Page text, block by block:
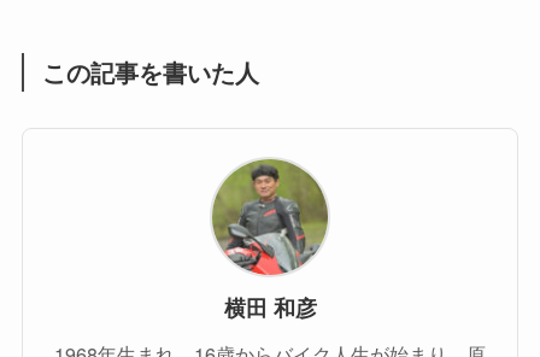
この記事を書いた人
横田 和彦